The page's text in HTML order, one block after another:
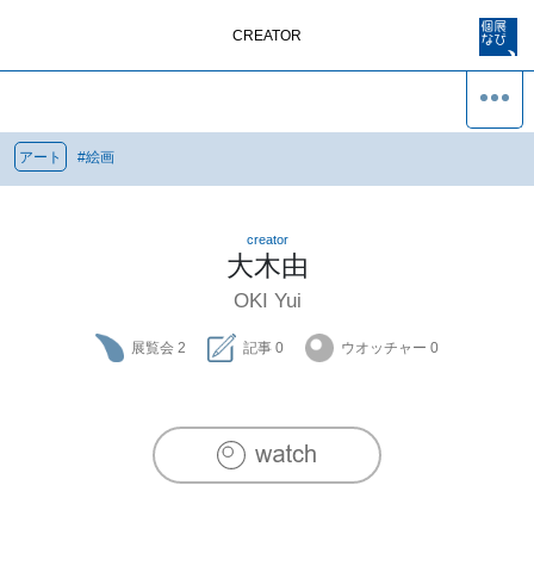
CREATOR
アート #絵画
creator
大木由
OKI Yui
展覧会 2 記事 0 ウオッチャー 0